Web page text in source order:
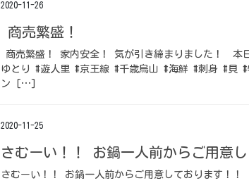
2020-11-26
商売繁盛！
商売繁盛！ 家内安全！ 気が引き締まりました！
ゆとり #遊人里 #京王線 #千歳烏山 #海鮮 #刺身 #貝
ン […]
2020-11-25
さむーい！！ お鍋一人前からご用意し
さむーい！！ お鍋一人前からご用意しております